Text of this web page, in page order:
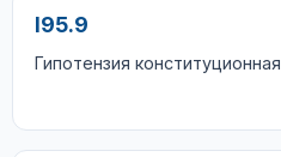
I95.9
Гипотензия конституционная